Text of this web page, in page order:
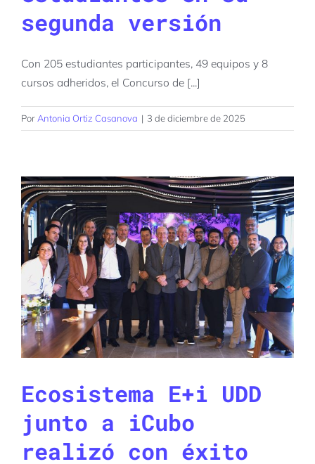
segunda versión
Con 205 estudiantes participantes, 49 equipos y 8
cursos adheridos, el Concurso de [...]
Por Antonia Ortiz Casanova | 3 de diciembre de 2025
Ecosistema E+i UDD
junto a iCubo
realizó con éxito